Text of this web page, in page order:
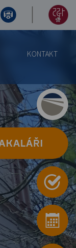
KONTAKT
Virtuální
155
výročí